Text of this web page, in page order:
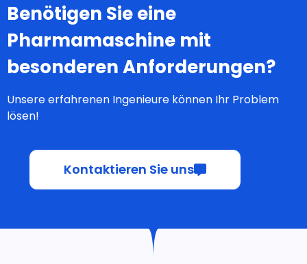
Benötigen Sie eine
Pharmamaschine mit
besonderen Anforderungen?
Unsere erfahrenen Ingenieure können Ihr Problem
lösen!
Kontaktieren Sie uns